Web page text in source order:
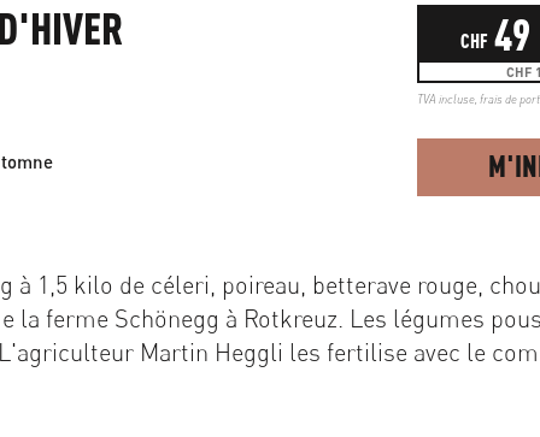
CHF 49
CHF
TVA incluse, frais de
à 1,5 kilo de céleri, poireau, betterave rouge,
la ferme Schönegg à Rotkreuz. Les légumes
Martin Heggli les fertilise avec le